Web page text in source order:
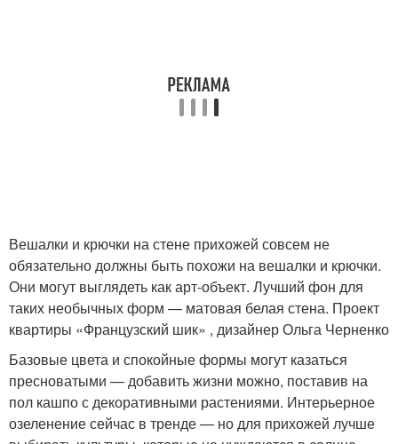
Вешалки и крючки на стене прихожей совсем не
обязательно должны быть похожи на вешалки и крючки.
Они могут выглядеть как арт-объект. Лучший фон для
таких необычных форм — матовая белая стена. Проект
квартиры «Французский шик» , дизайнер Ольга Черненко
Базовые цвета и спокойные формы могут казаться
пресноватыми — добавить жизни можно, поставив на
пол кашпо с декоративными растениями. Интерьерное
озеленение сейчас в тренде — но для прихожей лучше